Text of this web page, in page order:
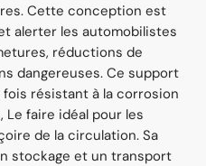
Cette conception est
alerter les automobilistes
réductions de
dangereuses. Ce support
résistant à la corrosion
faire idéal pour les
de la circulation. Sa
stockage et un transport